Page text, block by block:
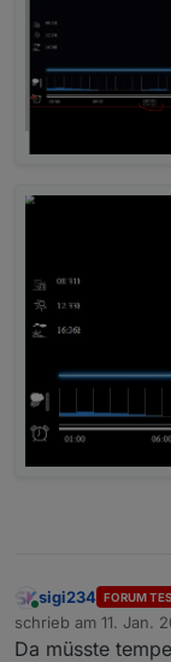
Online
sigi234 FORUM
schrieb am 11. Jan.
zuletzt editiert von
Da müsste